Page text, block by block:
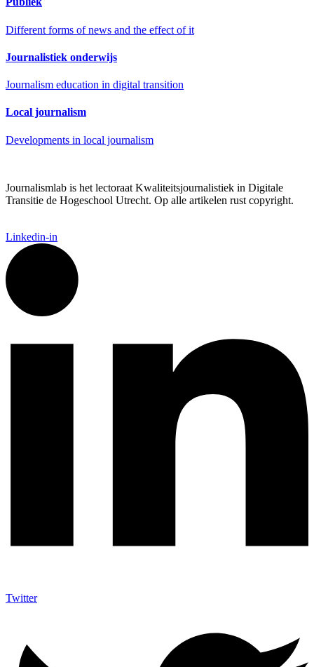
Different forms of news and the effect of it
Journalistiek onderwijs
Journalism education in digital transition
Local journalism
Developments in local journalism
Journalismlab is het lectoraat Kwaliteitsjournalistiek in Digitale
Transitie de Hogeschool Utrecht. Op alle artikelen rust copyright.
Linkedin-in
Twitter